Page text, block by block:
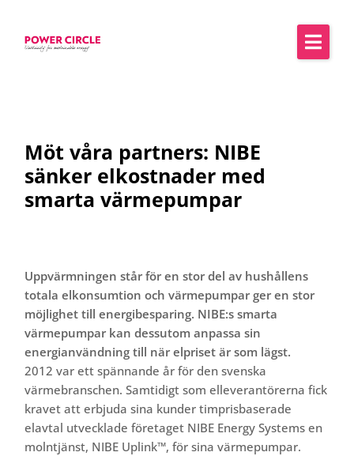
Möt våra partners: NIBE
sänker elkostnader med
smarta värmepumpar
Uppvärmningen står för en stor del av hushållens
totala elkonsumtion och värmepumpar ger en stor
möjlighet till energibesparing. NIBE:s smarta
värmepumpar kan dessutom anpassa sin
energianvändning till när elpriset är som lägst.
2012 var ett spännande år för den svenska
värmebranschen. Samtidigt som elleverantörerna fick
kravet att erbjuda sina kunder timprisbaserade
elavtal utvecklade företaget NIBE Energy Systems en
molntjänst, NIBE Uplink™, för sina värmepumpar.